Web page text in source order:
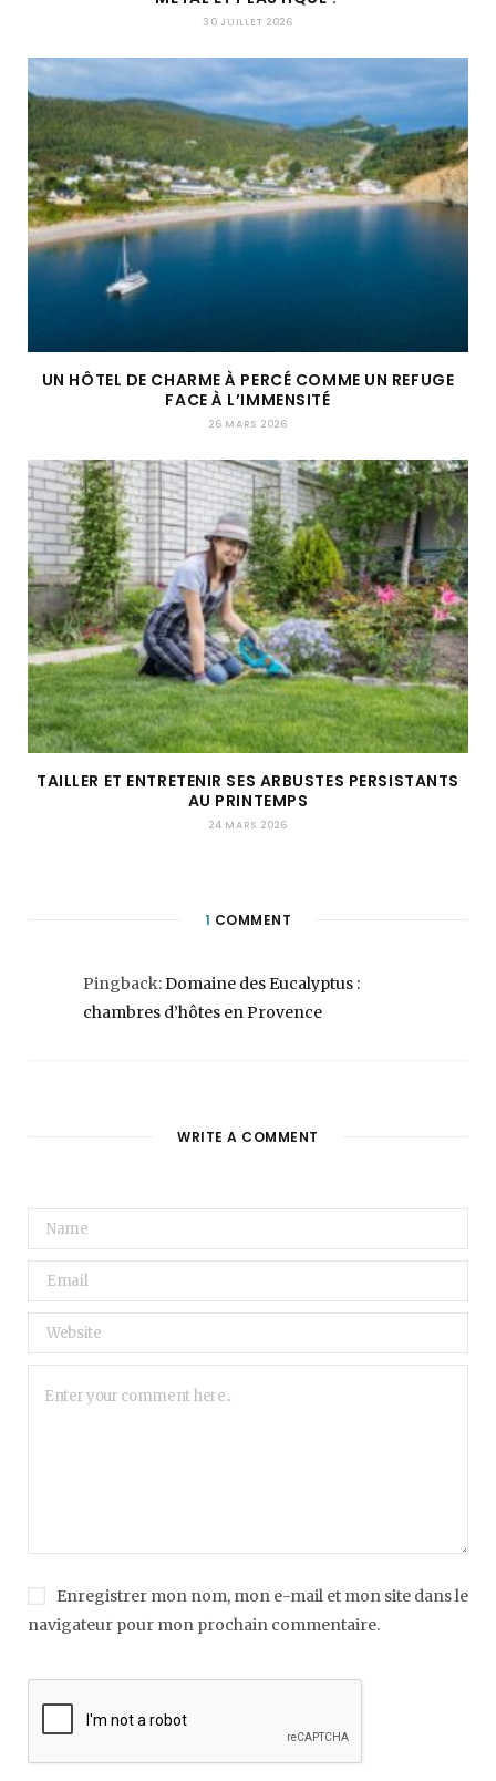
30 JUILLET 2026
UN HÔTEL DE CHARME À PERCÉ COMME UN REFUGE
FACE À L’IMMENSITÉ
26 MARS 2026
TAILLER ET ENTRETENIR SES ARBUSTES PERSISTANTS
AU PRINTEMPS
24 MARS 2026
1 COMMENT
Pingback:Domaine des Eucalyptus :
chambres d’hôtes en Provence
WRITE A COMMENT
Enregistrer mon nom, mon e-mail et mon site dans le
navigateur pour mon prochain commentaire.